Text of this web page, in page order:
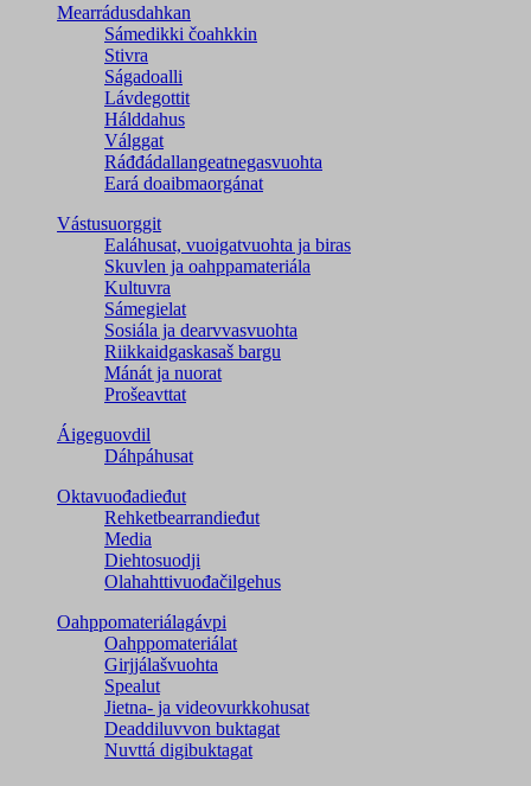
Mearrádusdahkan
Sámedikki čoahkkin
Stivra
Ságadoalli
Lávdegottit
Hálddahus
Válggat
Ráđđádallangeatnegas­vuohta
Eará doaibmaorgánat
Vástusuorggit
Ealáhusat, vuoigatvuohta ja biras
Skuvlen ja oahppamateriála
Kultuvra
Sámegielat
Sosiála ja dearvvasvuohta
Riikkaidgaskasaš bargu
Mánát ja nuorat
Prošeavttat
Áigeguovdil
Dáhpáhusat
Oktavuođadieđut
Rehketbearrandieđut
Media
Diehtosuodji
Olahahttivuođačilgehus
Oahppomateriálagávpi
Oahppomateriálat
Girjjálašvuohta
Spealut
Jietna- ja videovurkkohusat
Deaddiluvvon buktagat
Nuvttá digibuktagat